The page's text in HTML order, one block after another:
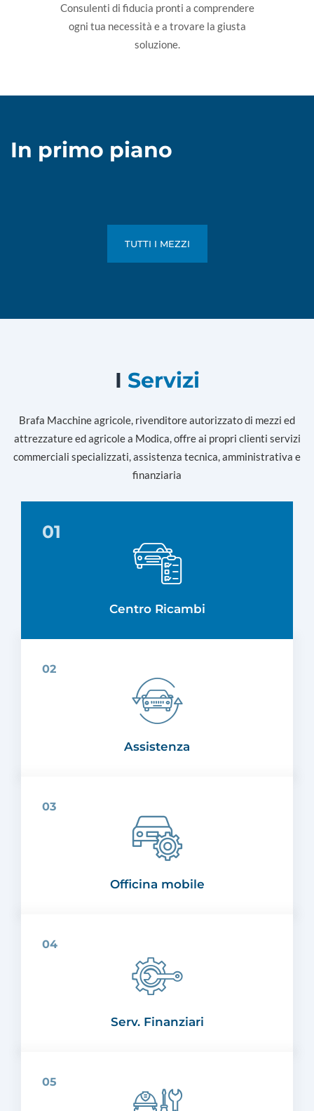
Consulenti di fiducia pronti a comprendere
ogni tua necessità e a trovare la giusta
soluzione.
In primo piano
TUTTI I MEZZI
I Servizi
Brafa Macchine agricole, rivenditore autorizzato di mezzi ed
attrezzature ed agricole a Modica, offre ai propri clienti servizi
commerciali specializzati, assistenza tecnica, amministrativa e
finanziaria
Centro Ricambi
Assistenza
Officina mobile
Serv. Finanziari